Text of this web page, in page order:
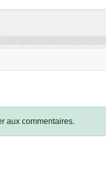
aux commentaires.